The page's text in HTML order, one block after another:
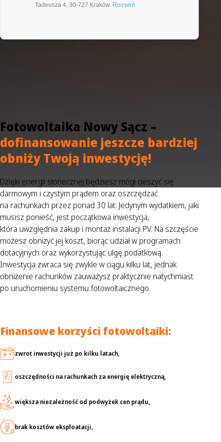
Tadeusza 4, 30-727 Kraków. Rozwiń
Fotowoltaika Nowy Sącz –
dofinansowanie jeszcze bardziej
obniży Twoją inwestycję!
Dzięki energii słonecznej będziesz mógł cieszyć się
darmowym i czystym prądem oraz oszczędzać
na rachunkach przez ponad 30 lat. Jedynym wydatkiem, jaki
musisz ponieść, jest początkowa inwestycja,
która uwzględnia zakup i montaż instalacji PV. Na szczęście
możesz obniżyć jej koszt, biorąc udział w programach
dotacyjnych oraz wykorzystując ulgę podatkową.
Inwestycja zwraca się zwykle w ciągu kilku lat, jednak
obniżenie rachunków zauważysz praktycznie natychmiast
po uruchomieniu systemu fotowoltaicznego.
Finansowe korzyści fotowoltaiki:
zwrot inwestycji już po kilku latach,
oszczędności na rachunkach za energię elektryczną,
większa niezależność od podwyżek cen prądu,
brak kosztów eksploatacji,